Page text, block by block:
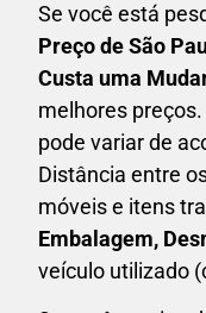
Se você está
Preço de São
Custa uma
melhores preços.
pode variar de
Distância entre
móveis e itens
Embalagem,
veículo utilizado